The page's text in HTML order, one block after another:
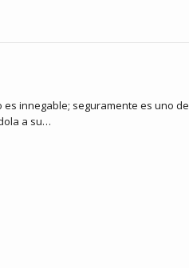
innegable; seguramente es uno de
a su…